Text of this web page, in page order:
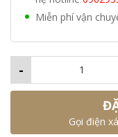
Miễn phí vận
-
Gọi điện